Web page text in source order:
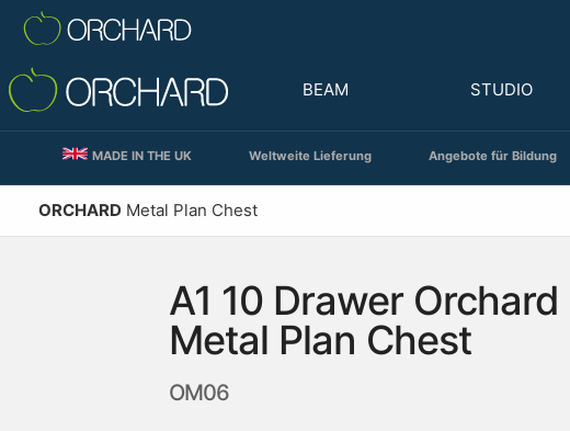
BEAM STUDIO
MADE IN THE UK Weltweite Lieferung Angebote für Bildung
ORCHARD Metal Plan Chest
A1 10 Drawer Orchard
Metal Plan Chest
OM06